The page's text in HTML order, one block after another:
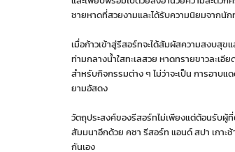
ชายหาดที่สวยงามและได้รับความนิยมจากนัก
เมื่อก้าวเข้าสู่รีสอร์ทจะได้สัมผัสความสงบสุข
ท่ามกลางน้ำใสทะเลสวย หาดทรายขาวละเ
สำหรับกิจกรรมต่าง ๆ ไม่ว่าจะเป็น การอา
ยามอัสดง
วัตถุประสงค์ของรีสอร์ทไม่เพียงแต่ต้อนรับผู้
สัมมนาอีกด้วย คชา รีสอร์ท แอนด์ สปา เกา
กันเอง